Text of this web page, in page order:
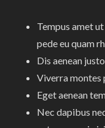
Tempus amet
pede eu quam
Dis aenean
Viverra montes
Eget aenean
Nec dapibus